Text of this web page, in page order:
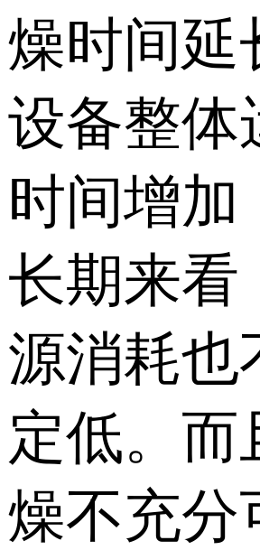
燥时间延
设备整体
时间增加
长期来看
源消耗也
定低。而
燥不充分